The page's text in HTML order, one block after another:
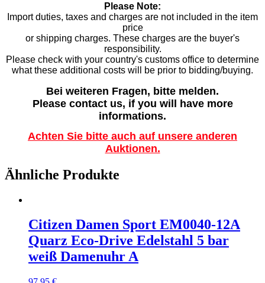
Please Note:
Import duties, taxes and charges are not included in the item
price
or shipping charges. These charges are the buyer's
responsibility.
Please check with your country's customs office to determine
what these additional costs will be prior to bidding/buying.
Bei weiteren Fragen, bitte melden.
Please contact us, if you will have more
informations.
Achten Sie bitte auch auf unsere anderen
Auktionen.
Ähnliche Produkte
Citizen Damen Sport EM0040-12A
Quarz Eco-Drive Edelstahl 5 bar
weiß Damenuhr A